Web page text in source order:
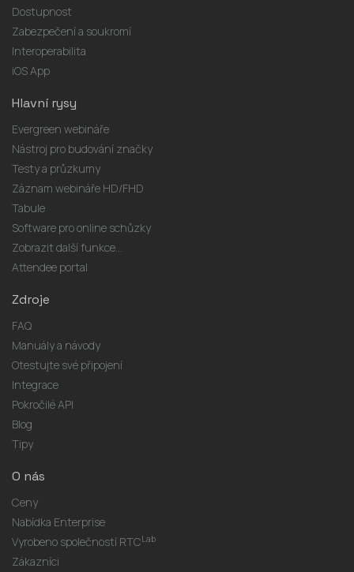
Dostupnost
Zabezpečení a soukromí
Interoperabilita
iOS App
Hlavní rysy
Evergreen webináře
Nástroj pro budování značky
Testy a průzkumy
Záznam webináře HD/FHD
Tabule
Software pro online schůzky
Zobrazit další funkce...
Attendee portal
Zdroje
FAQ
Manuály a návody
Otestujte své připojení
Integrace
Pokročilé API
Blog
Tipy
O nás
Ceny
Nabídka Enterprise
Vyrobeno společností RTCLab
Zákazníci